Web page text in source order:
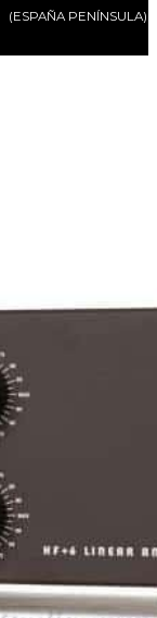
(ESPAÑA PENÍNSULA)